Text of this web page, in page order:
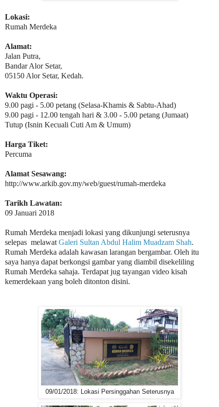
Lokasi:
Rumah Merdeka
Alamat:
Jalan Putra,
Bandar Alor Setar,
05150 Alor Setar, Kedah.
Waktu Operasi:
9.00 pagi - 5.00 petang (Selasa-Khamis & Sabtu-Ahad)
9.00 pagi - 12.00 tengah hari & 3.00 - 5.00 petang (Jumaat)
Tutup (Isnin Kecuali Cuti Am & Umum)
Harga Tiket:
Percuma
Alamat Sesawang:
http://www.arkib.gov.my/web/guest/rumah-merdeka
Tarikh Lawatan:
09 Januari 2018
Rumah Merdeka menjadi lokasi yang dikunjungi seterusnya
selepas melawat Galeri Sultan Abdul Halim Muadzam Shah.
Rumah Merdeka adalah kawasan larangan bergambar. Oleh itu
saya hanya dapat berkongsi gambar yang diambil disekeliling
Rumah Merdeka sahaja. Terdapat jug tayangan video kisah
kemerdekaan yang boleh ditonton disini.
09/01/2018: Lokasi Persinggahan Seterusnya